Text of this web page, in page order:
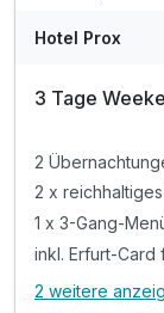
Hotel Prox
3 Tage
2
2 x
1 x 3-Gang-
inkl. Erfurt-Card
Alle
2 weitere